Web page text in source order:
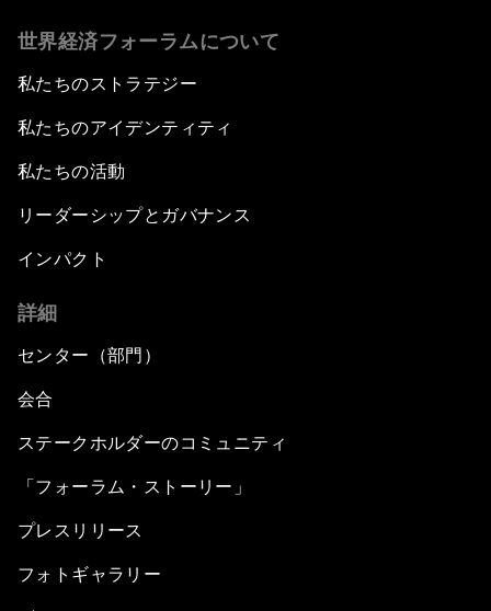
世界経済フォーラムについて
私たちのストラテジー
私たちのアイデンティティ
私たちの活動
リーダーシップとガバナンス
インパクト
詳細
センター（部門）
会合
ステークホルダーのコミュニティ
「フォーラム・ストーリー」
プレスリリース
フォトギャラリー